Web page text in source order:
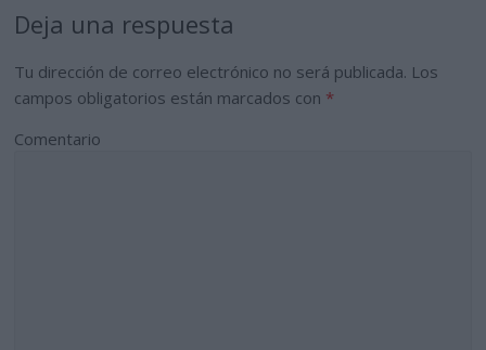
Deja una respuesta
Tu dirección de correo electrónico no será publicada. Los
campos obligatorios están marcados con *
Comentario